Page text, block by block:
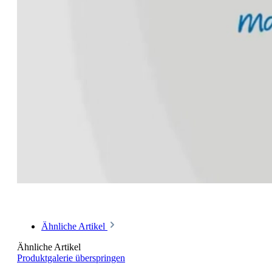
Ähnliche Artikel
Ähnliche Artikel
Produktgalerie überspringen